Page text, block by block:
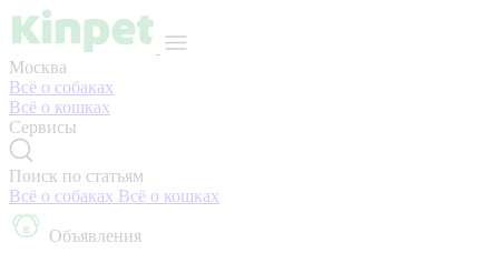
Москва
Всё о собаках
Всё о кошках
Сервисы
Поиск по статьям
Всё о собаках Всё о кошках
Объявления